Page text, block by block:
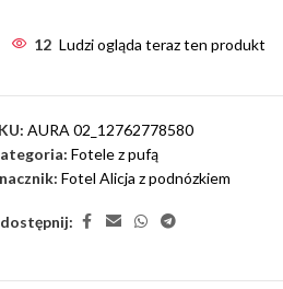
12 Ludzi ogląda teraz ten produkt
AURA 02_12762778580
Fotele z pufą
Fotel Alicja z podnózkiem